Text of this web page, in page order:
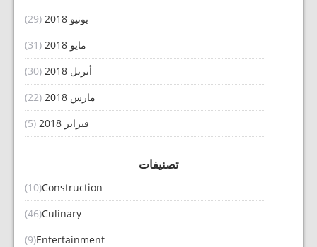
يونيو 2018
(29)
مايو 2018
(31)
أبريل 2018
(30)
مارس 2018
(22)
فبراير 2018
(5)
تصنيفات
Construction
(10)
Culinary
(46)
Entertainment
(9)